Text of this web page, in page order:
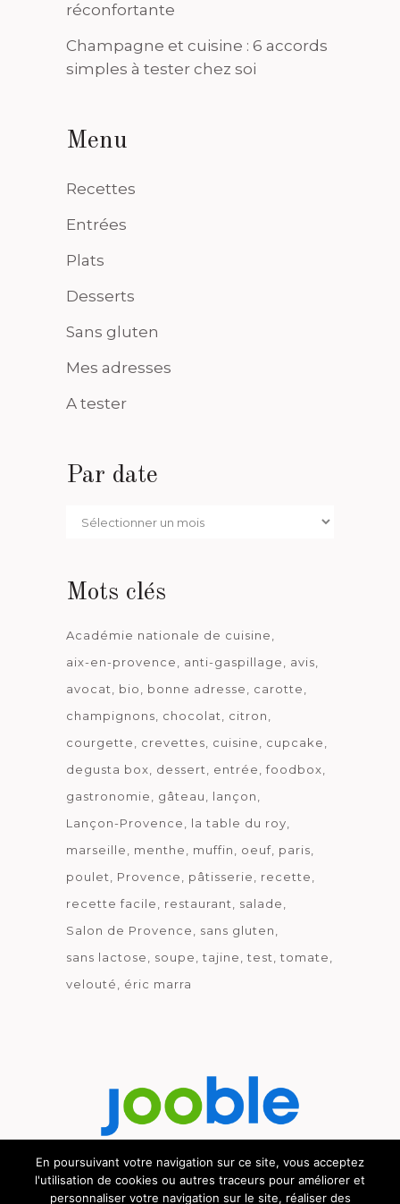
réconfortante
Champagne et cuisine : 6 accords
simples à tester chez soi
Menu
Recettes
Entrées
Plats
Desserts
Sans gluten
Mes adresses
A tester
Par date
Par
Mots clés
Académie nationale de cuisine
aix-en-provence
anti-gaspillage
avis
avocat
bio bonne adresse
carotte
champignons
chocolat
citron
courgette
crevettes cuisine
cupcake
degusta box
dessert entrée
foodbox
gastronomie
gâteau
lançon
Lançon-Provence
la table du roy
marseille
menthe muffin oeuf paris
poulet
Provence pâtisserie
recette
recette facile
restaurant
salade
Salon de Provence
sans gluten
sans lactose
soupe tajine test
tomate
velouté
éric marra
Découvrez le métier de la cuisine.
En poursuivant votre navigation sur ce site, vous acceptez
l'utilisation de cookies ou autres traceurs pour améliorer et
personnaliser votre navigation sur le site, réaliser des